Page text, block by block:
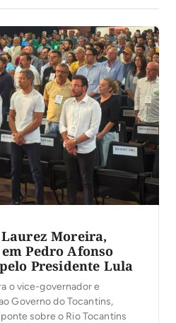
Moreira,
Pedro Afonso
Presidente Lula
o vice-governador e
Governo do Tocantins,
sobre o Rio Tocantins